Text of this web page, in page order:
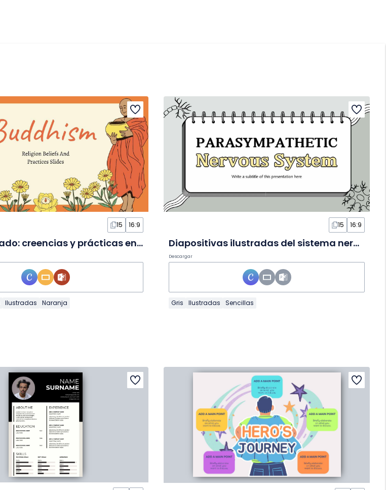
15 16:9
Buda ilustrado: creencias y prácticas en Diapositivas
Ilustradas Naranja
15 16:9
Diapositivas ilustradas del sistema nervioso parasimpático
Descargar
Gris Ilustradas Sencillas